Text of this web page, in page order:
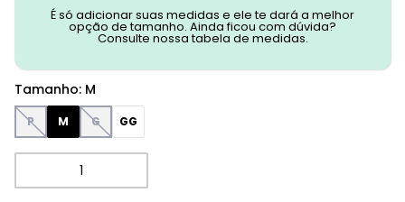
É só adicionar suas medidas e ele te dará a melhor
opção de tamanho. Ainda ficou com dúvida?
Consulte nossa tabela de medidas.
Tamanho: M
P M G GG